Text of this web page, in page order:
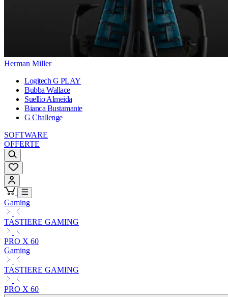
Herman Miller
Logitech G PLAY
Bubba Wallace
Suellio Almeida
Bianca Bustamante
G Challenge
SOFTWARE
OFFERTE
Gaming
TASTIERE GAMING
PRO X 60
Gaming
TASTIERE GAMING
PRO X 60